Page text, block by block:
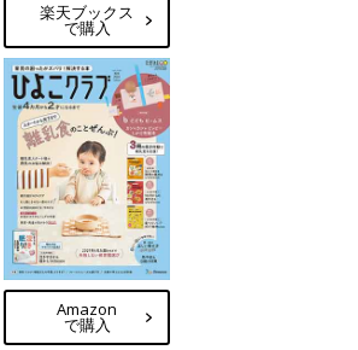
楽天ブックス
で購入
Amazon
で購入